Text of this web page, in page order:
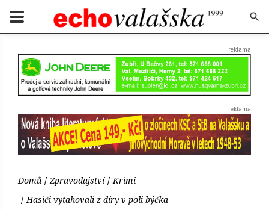
Domů Zpravodajství
Krimi
Hasiči vytahovali z díry v poli býčka